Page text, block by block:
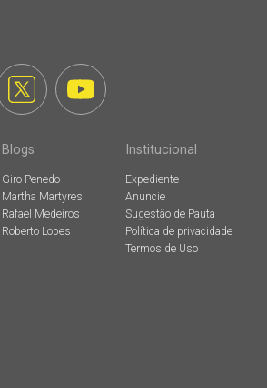
Blogs
Giro Penedo
Martha Martyres
Rafael Medeiros
Roberto Lopes
Institucional
Expediente
Anuncie
Sugestão de Pauta
Política de privacidade
Termos de Uso